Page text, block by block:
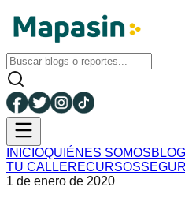
INICIOQUIÉNES SOMOSBLOG
TU CALLERECURSOS
1 de enero de 2020